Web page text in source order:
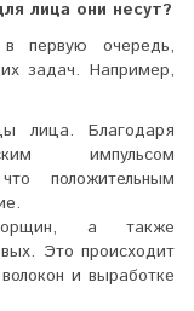
лица они несут?
первую очередь,
задач. Например,
лица. Благодаря
импульсом
положительным
а также
Это происходит
и выработке